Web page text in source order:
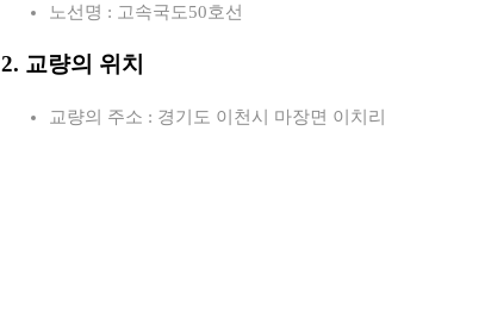
노선명 : 고속국도50호선
2. 교량의 위치
교량의 주소 : 경기도 이천시 마장면 이치리